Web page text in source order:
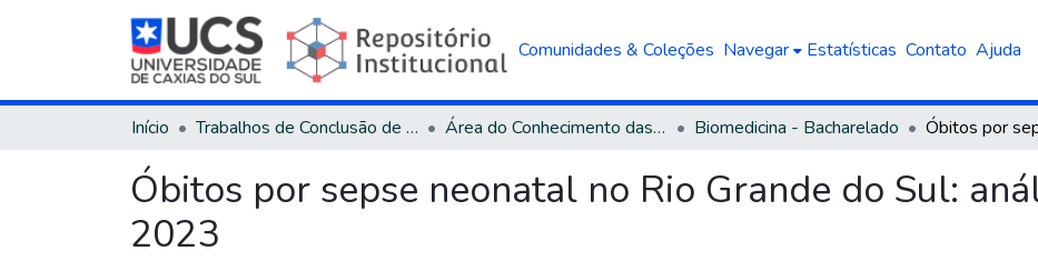
Comunidades & Coleções Navegar Estatísticas Contato Ajuda
Início Trabalhos de Conclusão de Curso Área do Conhecimento das Ciências da Saúde Biomedicina - Bacharelado
Óbitos por sepse neonatal no Rio Grande do Sul:
2023